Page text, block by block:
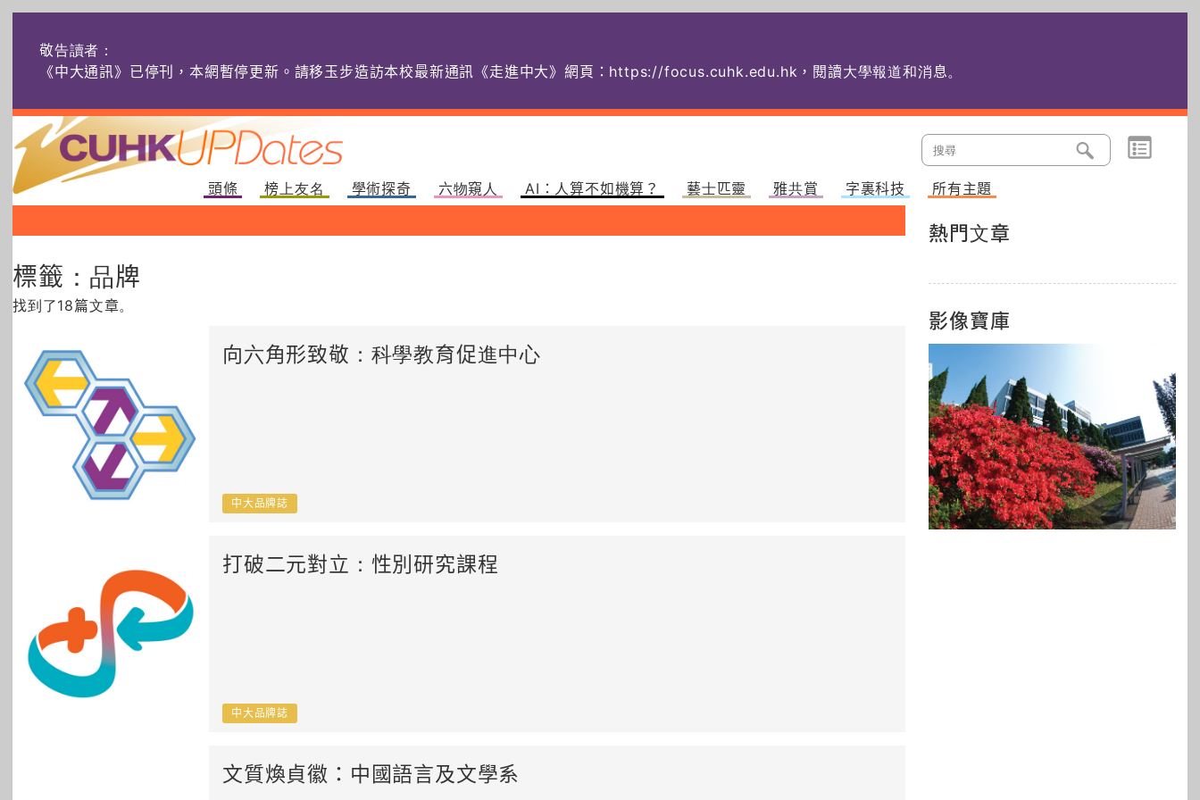
敬告讀者：
《中大通訊》已停刊，本網暫停更新。請移玉步造訪本校最新通訊《走進中大》網頁： https://focus.cuhk.edu.hk，閱讀大學報道和消息。
頭條 榜上友名 學術探奇 六物窺人 AI：人算不如機算？ 藝士匹靈 雅共賞 字裏科技 所有主題
標籤：品牌
找到了18篇文章。
向六角形致敬：科學教育促進中心
中大品牌誌
打破二元對立：性別研究課程
中大品牌誌
文質煥貞徽：中國語言及文學系
熱門文章
影像寶庫